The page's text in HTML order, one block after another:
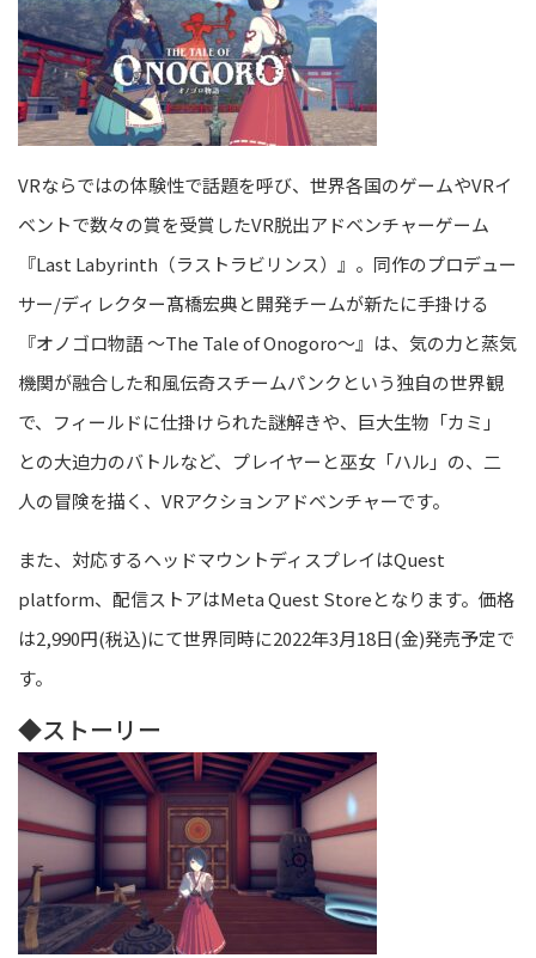
VRならではの体験性で話題を呼び、世界各国のゲームやVRイ
ベントで数々の賞を受賞したVR脱出アドベンチャーゲーム
『Last Labyrinth（ラストラビリンス）』。同作のプロデュー
サー/ディレクター髙橋宏典と開発チームが新たに手掛ける
『オノゴロ物語 ～The Tale of Onogoro～』は、気の力と蒸気
機関が融合した和風伝奇スチームパンクという独自の世界観
で、フィールドに仕掛けられた謎解きや、巨大生物「カミ」
との大迫力のバトルなど、プレイヤーと巫女「ハル」の、二
人の冒険を描く、VRアクションアドベンチャーです。
また、対応するヘッドマウントディスプレイはQuest
platform、配信ストアはMeta Quest Storeとなります。価格
は2,990円(税込)にて世界同時に2022年3月18日(金)発売予定で
す。
◆ストーリー